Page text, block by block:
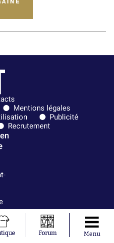
Mentions légales
Publicité
Recrutement
Forum Menu